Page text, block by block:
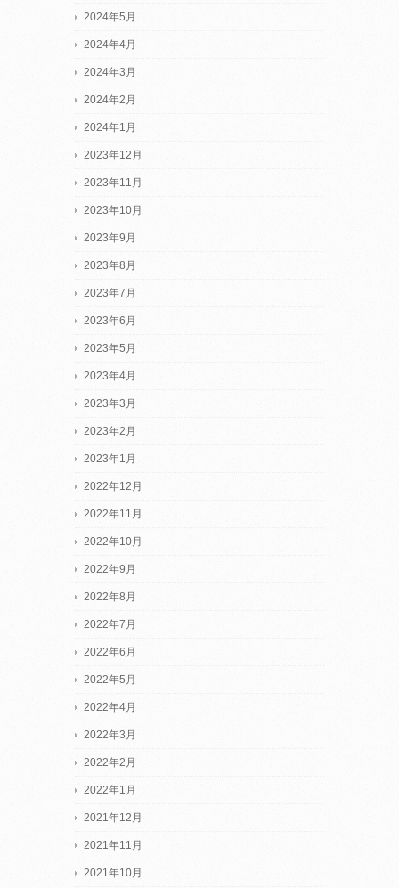
2024年5月
2024年4月
2024年3月
2024年2月
2024年1月
2023年12月
2023年11月
2023年10月
2023年9月
2023年8月
2023年7月
2023年6月
2023年5月
2023年4月
2023年3月
2023年2月
2023年1月
2022年12月
2022年11月
2022年10月
2022年9月
2022年8月
2022年7月
2022年6月
2022年5月
2022年4月
2022年3月
2022年2月
2022年1月
2021年12月
2021年11月
2021年10月